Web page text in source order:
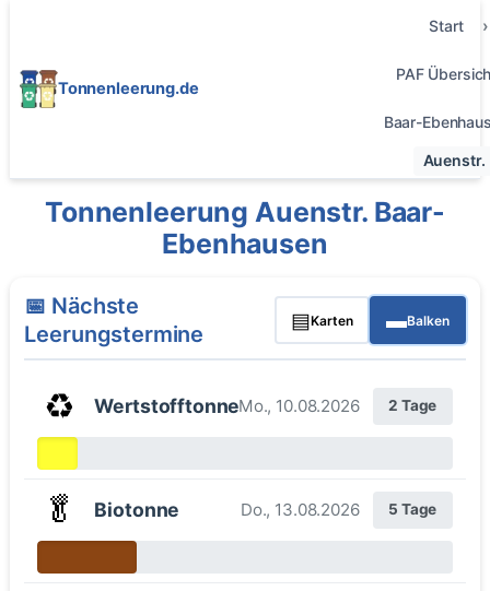
Tonnenleerung.de
Start
PAF
Baar-
Auenstr.
Tonnenleerung Auenstr. Baar-
Ebenhausen
📅 Nächste
Leerungstermine
▤Karten ▬Balken
♻️ WertstofftonneMo., 10.08.2026 2 Tage
🥬 Biotonne Do., 13.08.2026 5 Tage